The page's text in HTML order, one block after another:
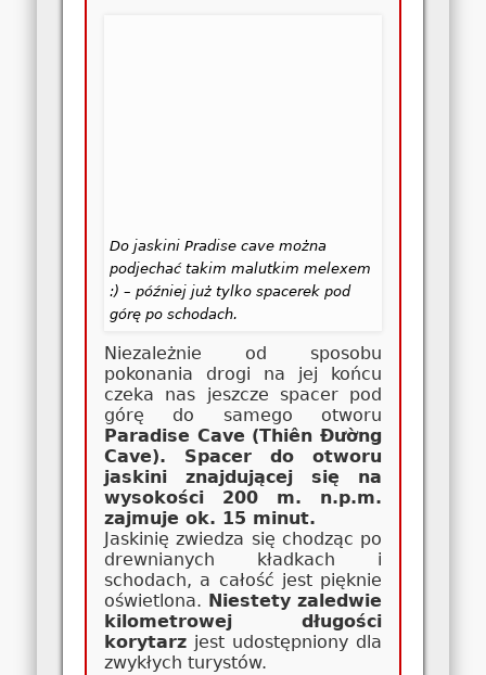
Do jaskini Pradise cave można
podjechać takim malutkim melexem
:) – później już tylko spacerek pod
górę po schodach.
Niezależnie od sposobu
pokonania drogi na jej końcu
czeka nas jeszcze spacer pod
górę do samego otworu
Paradise Cave (Thiên Đường
Cave). Spacer do otworu
jaskini znajdującej się na
wysokości 200 m. n.p.m.
zajmuje ok. 15 minut.
Jaskinię zwiedza się chodząc po
drewnianych kładkach i
schodach, a całość jest pięknie
oświetlona. Niestety zaledwie
kilometrowej długości
korytarz jest udostępniony dla
zwykłych turystów.